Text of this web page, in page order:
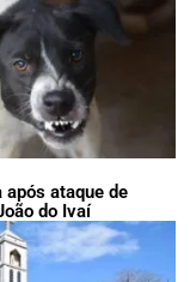
ataque de
do Ivaí